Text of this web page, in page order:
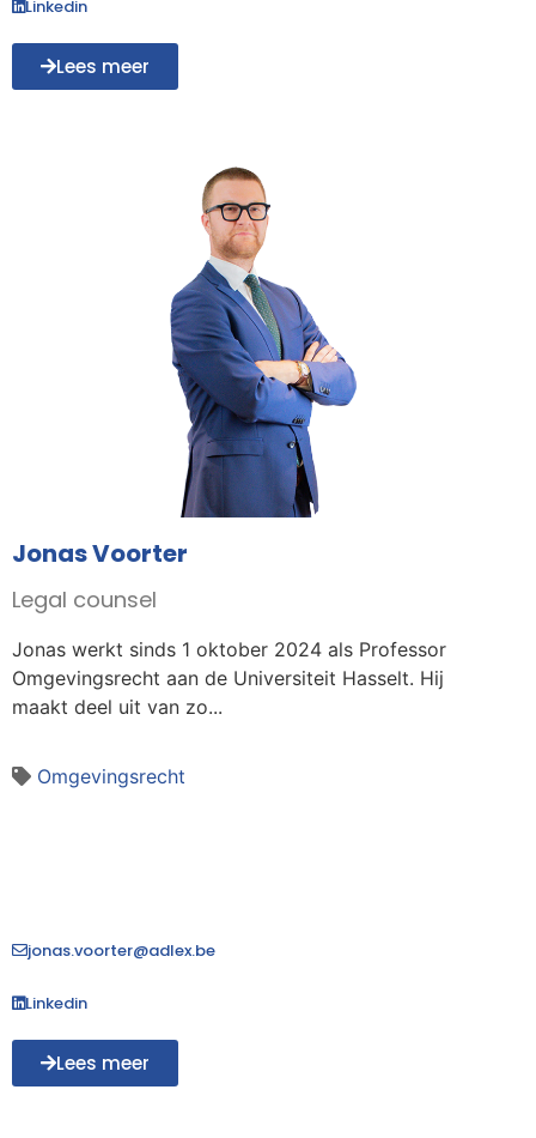
Linkedin
Lees meer
Jonas Voorter
Legal counsel
Jonas werkt sinds 1 oktober 2024 als Professor
Omgevingsrecht aan de Universiteit Hasselt. Hij
maakt deel uit van zo...
Omgevingsrecht
jonas.voorter@adlex.be
Linkedin
Lees meer